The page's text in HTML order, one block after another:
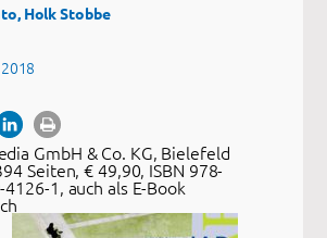
Holk Stobbe
GmbH & Co. KG, Bielefeld
Seiten, € 49,90, ISBN 978-
1, auch als E-Book